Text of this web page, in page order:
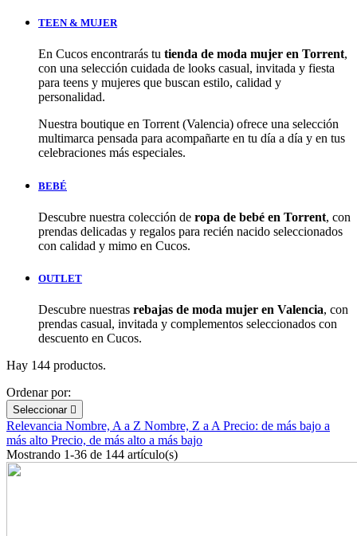
TEEN & MUJER
En Cucos encontrarás tu tienda de moda mujer en Torrent,
con una selección cuidada de looks casual, invitada y fiesta
para teens y mujeres que buscan estilo, calidad y
personalidad.
Nuestra boutique en Torrent (Valencia) ofrece una selección
multimarca pensada para acompañarte en tu día a día y en tus
celebraciones más especiales.
BEBÉ
Descubre nuestra colección de ropa de bebé en Torrent, con
prendas delicadas y regalos para recién nacido seleccionados
con calidad y mimo en Cucos.
OUTLET
Descubre nuestras rebajas de moda mujer en Valencia, con
prendas casual, invitada y complementos seleccionados con
descuento en Cucos.
Hay 144 productos.
Ordenar por:
Seleccionar 
Relevancia Nombre, A a Z Nombre, Z a A Precio: de más bajo a
más alto Precio, de más alto a más bajo
Mostrando 1-36 de 144 artículo(s)